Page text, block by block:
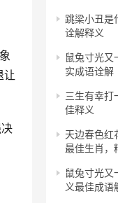
让
跳梁小丑是
诠解释义
鼠兔寸光又
实成语诠解
三生有幸打
佳释义
天边春色红
最佳生肖，
鼠兔寸光又
义最佳成语